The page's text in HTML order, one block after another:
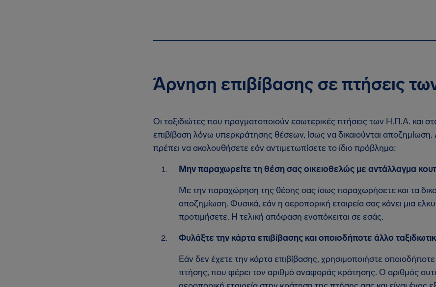
Άρνηση επιβίβασης σε πτήσεις
Οι ταξιδιώτες που πραγματοποιούν εσωτερικές πτήσεις των Η.Π.Α. και
επιβίβαση λόγω υπερκράτησης θέσεων, ίσως να δικαιούνται αποζημίωση.
πρέπει να ακολουθήσετε εάν αντιμετωπίσετε το ίδιο πρόβλημα:
Μην παραχωρείτε τη θέση σας οικειοθελώς με αντάλλαγμα
Με την παραχώρηση της θέσης σας ίσως παραχωρήσετε και τα
αποζημίωση. Φυσικά, εάν η αεροπορική εταιρεία σας κάνει μια
προτιμήσετε. Η τελική απόφαση εναπόκειται σε εσάς.
Φυλάξτε την κάρτα επιβίβασης και οποιοδήποτε άλλο
Εάν δεν έχετε την κάρτα επιβίβασης, χρησιμοποιήστε
πτήσης, που φέρει τον αριθμό αναφοράς κράτησης. Ο αριθμός